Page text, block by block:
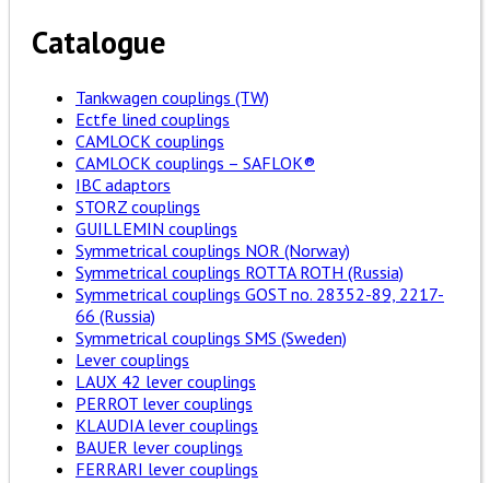
Catalogue
Tankwagen couplings (TW)
Ectfe lined couplings
CAMLOCK couplings
CAMLOCK couplings – SAFLOK®
IBC adaptors
STORZ couplings
GUILLEMIN couplings
Symmetrical couplings NOR (Norway)
Symmetrical couplings ROTTA ROTH (Russia)
Symmetrical couplings GOST no. 28352-89, 2217-
66 (Russia)
Symmetrical couplings SMS (Sweden)
Lever couplings
LAUX 42 lever couplings
PERROT lever couplings
KLAUDIA lever couplings
BAUER lever couplings
FERRARI lever couplings